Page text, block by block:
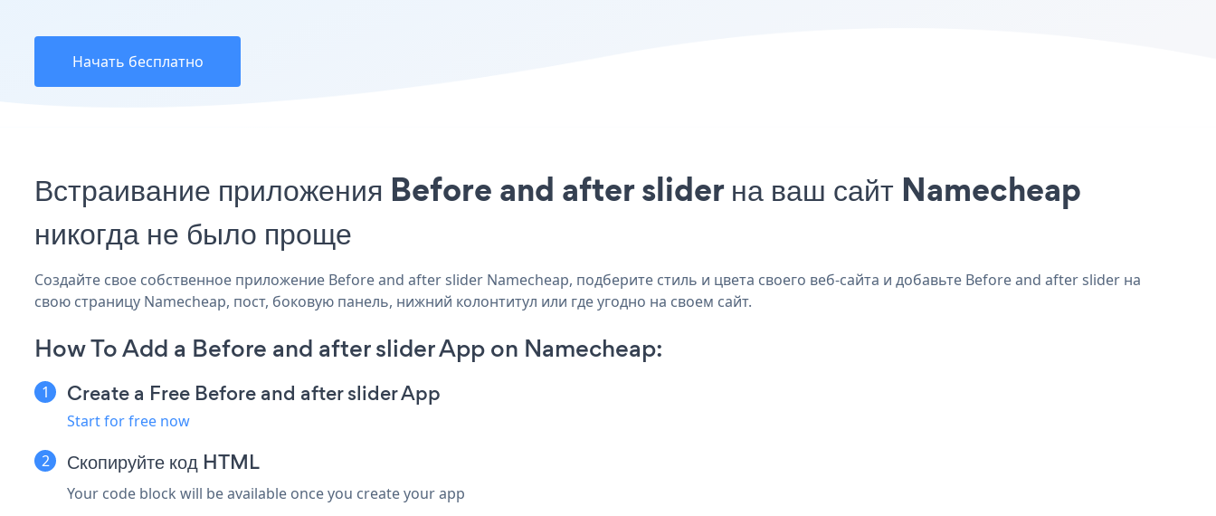
Начать бесплатно
Встраивание приложения Before and after slider на ваш сайт Namecheap
никогда не было проще
Создайте свое собственное приложение Before and after slider Namecheap, подберите стиль и цвета своего веб-сайта и добавьте Before and after slider на
свою страницу Namecheap, пост, боковую панель, нижний колонтитул или где угодно на своем сайт.
How To Add a Before and after slider App on Namecheap:
Create a Free Before and after slider App
Start for free now
Скопируйте код HTML
Your code block will be available once you create your app